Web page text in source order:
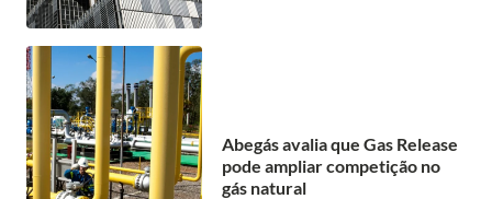
Abegás avalia que Gas Release
pode ampliar competição no
gás natural